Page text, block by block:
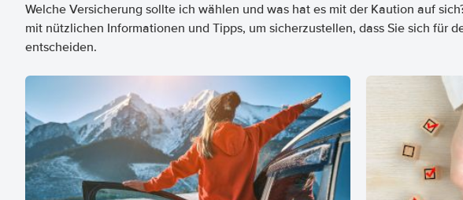
Welche Versicherung sollte ich wählen und was hat es mit der Kaution auf
mit nützlichen Informationen und Tipps, um sicherzustellen, dass Sie sich für
entscheiden.